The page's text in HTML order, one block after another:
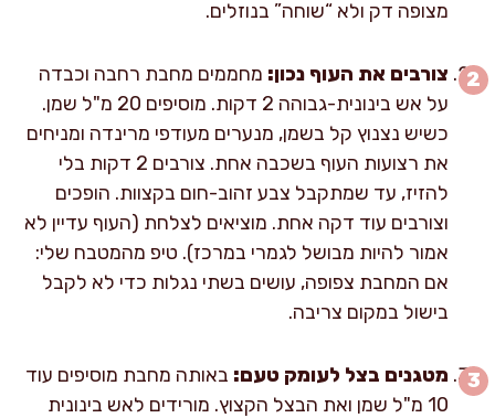
מצופה דק ולא “שוחה” בנוזלים.
צורבים את העוף נכון: מחממים מחבת רחבה וכבדה
על אש בינונית-גבוהה 2 דקות. מוסיפים 20 מ"ל שמן.
כשיש נצנוץ קל בשמן, מנערים מעודפי מרינדה ומניחים
את רצועות העוף בשכבה אחת. צורבים 2 דקות בלי
להזיז, עד שמתקבל צבע זהוב-חום בקצוות. הופכים
וצורבים עוד דקה אחת. מוציאים לצלחת (העוף עדיין לא
אמור להיות מבושל לגמרי במרכז). טיפ מהמטבח שלי:
אם המחבת צפופה, עושים בשתי נגלות כדי לא לקבל
בישול במקום צריבה.
מטגנים בצל לעומק טעם: באותה מחבת מוסיפים עוד
10 מ"ל שמן ואת הבצל הקצוץ. מורידים לאש בינונית